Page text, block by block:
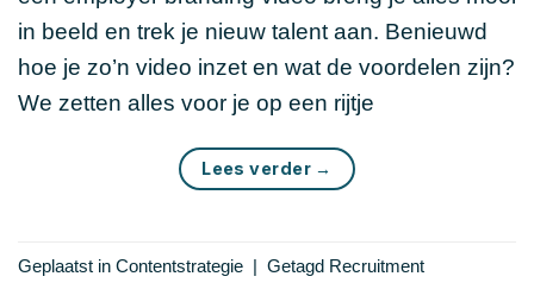
in beeld en trek je nieuw talent aan. Benieuwd
hoe je zo’n video inzet en wat de voordelen zijn?
We zetten alles voor je op een rijtje
Lees verder →
Geplaatst in Contentstrategie | Getagd Recruitment